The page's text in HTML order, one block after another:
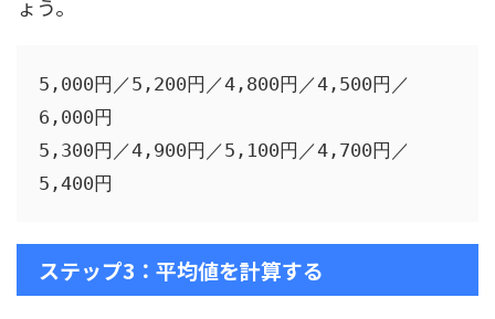
ょう。
5,000円／5,200円／4,800円／4,500円／
6,000円
5,300円／4,900円／5,100円／4,700円／
ステップ3：平均値を計算する